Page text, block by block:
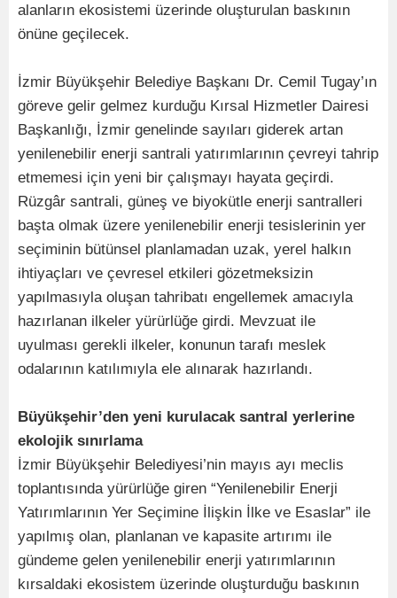
alanların ekosistemi üzerinde oluşturulan baskının
önüne geçilecek.
İzmir Büyükşehir Belediye Başkanı Dr. Cemil Tugay’ın
göreve gelir gelmez kurduğu Kırsal Hizmetler Dairesi
Başkanlığı, İzmir genelinde sayıları giderek artan
yenilenebilir enerji santrali yatırımlarının çevreyi tahrip
etmemesi için yeni bir çalışmayı hayata geçirdi.
Rüzgâr santrali, güneş ve biyokütle enerji santralleri
başta olmak üzere yenilenebilir enerji tesislerinin yer
seçiminin bütünsel planlamadan uzak, yerel halkın
ihtiyaçları ve çevresel etkileri gözetmeksizin
yapılmasıyla oluşan tahribatı engellemek amacıyla
hazırlanan ilkeler yürürlüğe girdi. Mevzuat ile
uyulması gerekli ilkeler, konunun tarafı meslek
odalarının katılımıyla ele alınarak hazırlandı.
Büyükşehir’den yeni kurulacak santral yerlerine
ekolojik sınırlama
İzmir Büyükşehir Belediyesi’nin mayıs ayı meclis
toplantısında yürürlüğe giren “Yenilenebilir Enerji
Yatırımlarının Yer Seçimine İlişkin İlke ve Esaslar” ile
yapılmış olan, planlanan ve kapasite artırımı ile
gündeme gelen yenilenebilir enerji yatırımlarının
kırsaldaki ekosistem üzerinde oluşturduğu baskının